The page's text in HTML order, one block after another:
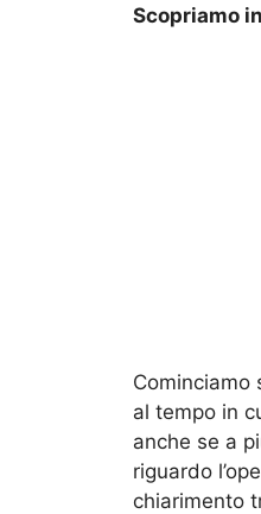
Scopriamo
Cominciamo
al tempo in
anche se a
riguardo
chiarimento